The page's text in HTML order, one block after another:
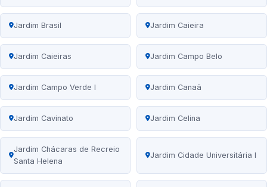
Jardim Brasil Jardim Caieira
Jardim Caieiras Jardim Campo Belo
Jardim Campo Verde I Jardim Canaã
Jardim Cavinato Jardim Celina
Jardim Chácaras de Recreio
Santa Helena
Jardim Cidade Universitária I